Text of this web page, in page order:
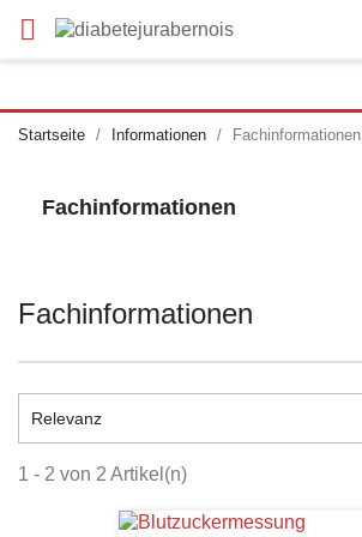

Startseite Informationen Fachinformationen
Fachinformationen
Fachinformationen
Relevanz
1 - 2 von 2 Artikel(n)